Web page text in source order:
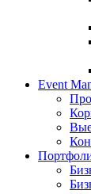
Event